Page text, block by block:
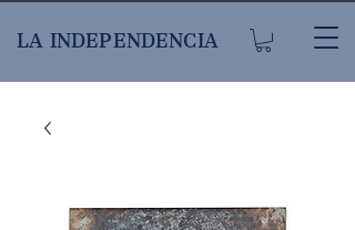
LA INDEPENDENCIA